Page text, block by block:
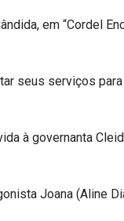
em “Cordel
seus serviços
à governanta
Joana (Aline